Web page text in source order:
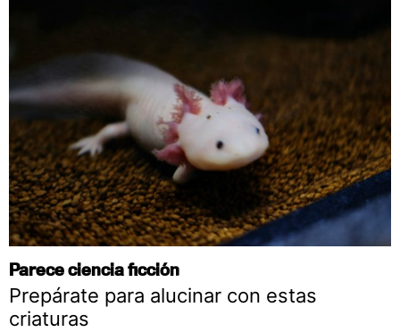
Parece ciencia ficción
Prepárate para alucinar con estas
criaturas